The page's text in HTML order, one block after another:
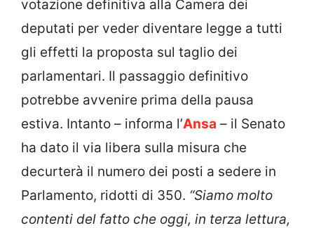
votazione definitiva alla Camera dei
deputati per veder diventare legge a tutti
gli effetti la proposta sul taglio dei
parlamentari. Il passaggio definitivo
potrebbe avvenire prima della pausa
estiva. Intanto – informa l’Ansa – il Senato
ha dato il via libera sulla misura che
decurterà il numero dei posti a sedere in
Parlamento, ridotti di 350. “Siamo molto
contenti del fatto che oggi, in terza lettura,